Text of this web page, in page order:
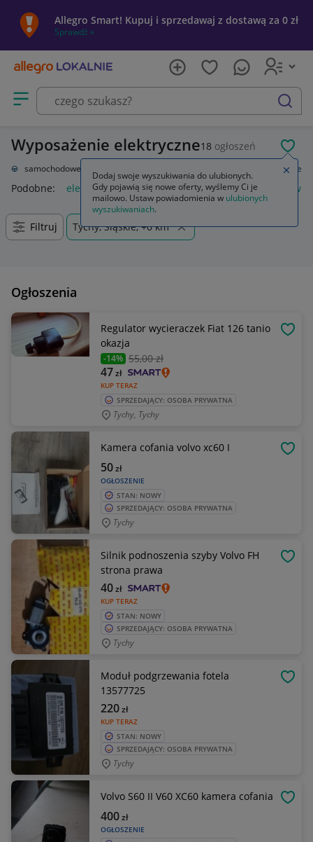
Allegro Smart! Kupuj i sprzedawaj z dostawą za 0 zł
Sprawdź »
Otwórz menu z kategoriami
szukaj
Wyposażenie elektryczne18 ogłoszeń
samochodowe Wyposażenie elektryczne
Podobne: elektryczne i elektroniczne wyposażenie pojazdów
Filtruj Tychy, Śląskie, +0 km
Ogłoszenia
Regulator wycieraczek Fiat 126 tanio
okazja
-14% 55,00 zł
KUP TERAZ
47zł
SPRZEDAJĄCY: OSOBA PRYWATNA
Tychy, Tychy
Kamera cofania volvo xc60 I
OGŁOSZENIE
50zł
STAN: NOWY
SPRZEDAJĄCY: OSOBA PRYWATNA
Tychy
Silnik podnoszenia szyby Volvo FH
strona prawa
KUP TERAZ
40zł
STAN: NOWY
SPRZEDAJĄCY: OSOBA PRYWATNA
Tychy
Moduł podgrzewania fotela
13577725
KUP TERAZ
220zł
STAN: NOWY
SPRZEDAJĄCY: OSOBA PRYWATNA
Tychy
Volvo S60 II V60 XC60 kamera cofania
OGŁOSZENIE
400zł
Dodaj swoje wyszukiwania do ulubionych.
Gdy pojawią się nowe oferty, wyślemy Ci je
mailowo. Ustaw powiadomienia w ulubionych
wyszukiwaniach.